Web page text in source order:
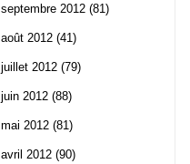
septembre 2012 (81)
août 2012 (41)
juillet 2012 (79)
juin 2012 (88)
mai 2012 (81)
avril 2012 (90)